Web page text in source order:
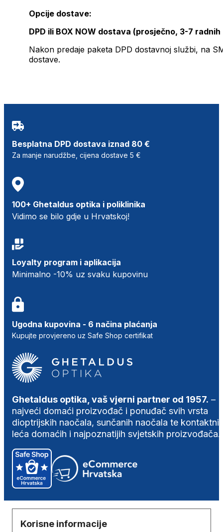
Opcije dostave:
DPD ili BOX NOW dostava (prosječno, 3-7 radnih
Nakon predaje paketa DPD dostavnoj službi, na
dostave.
Besplatna DPD dostava iznad 80 €
Za manje narudžbe, cijena dostave 5 €
100+ Ghetaldus optika i poliklinika
Vidimo se bilo gdje u Hrvatskoj!
Loyalty program i aplikacija
Minimalno -10% uz svaku kupovinu
Ugodna kupovina - 6 načina plaćanja
Kupujte provjereno uz Safe Shop certifikat
Ghetaldus optika, vaš vjerni partner od 1957. –
najveći domaći proizvođač i ponuđač svih vrsta
dioptrijskih naočala, sunčanih naočala te
leća domaćih i najpoznatijih svjetskih proizvođača.
Korisne informacije